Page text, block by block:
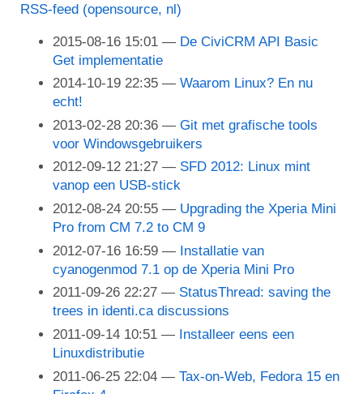
RSS-feed (opensource, nl)
2015-08-16 15:01
De CiviCRM API Basic
Get implementatie
2014-10-19 22:35
Waarom Linux? En nu
echt!
2013-02-28 20:36
Git met grafische tools
voor Windowsgebruikers
2012-09-12 21:27
SFD 2012: Linux mint
vanop een USB-stick
2012-08-24 20:55
Upgrading the Xperia Mini
Pro from CM 7.2 to CM 9
2012-07-16 16:59
Installatie van
cyanogenmod 7.1 op de Xperia Mini Pro
2011-09-26 22:27
StatusThread: saving the
trees in identi.ca discussions
2011-09-14 10:51
Installeer eens een
Linuxdistributie
2011-06-25 22:04
Tax-on-Web, Fedora 15 en